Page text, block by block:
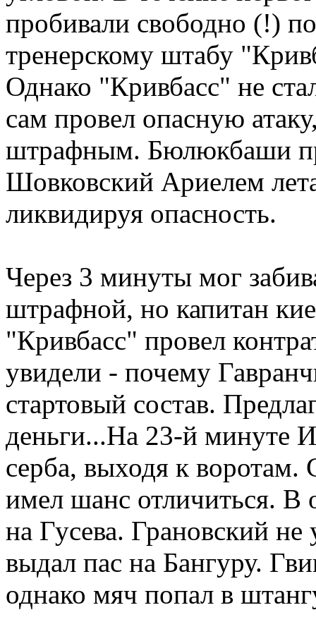
пробивали свободно (!)
тренерскому штабу
Однако "Кривбасс" не
сам провел опасную
штрафным. Бюлюкбаши
Шовковский Ариелем
ликвидируя опасность.
Через 3 минуты мог
штрафной, но капитан
"Кривбасс" провел
увидели - почему
стартовый состав.
деньги...На 23-й минуте
серба, выходя к
имел шанс отличиться. В
на Гусева. Грановский не
выдал пас на Бангуру.
однако мяч попал в